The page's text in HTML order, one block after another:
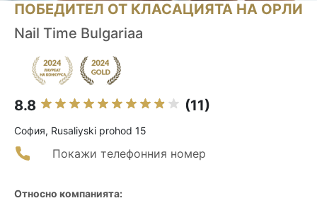
ПОБЕДИТЕЛ ОТ КЛАСАЦИЯТА НА ОРЛИ
Nail Time Bulgariaa
8.8 (11)
София, Rusaliyski prohod 15
Покажи телефонния номер
Относно компанията: